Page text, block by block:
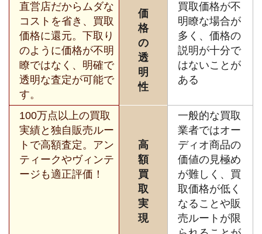
直営店だからムダな
コストを省き、買取
価格に還元。下取り
のように価格が不明
瞭ではなく、明確で
透明な査定が可能で
す。
価
格
の
透
明
性
買取価格が不
明瞭な場合が
多く、価格の
説明が十分で
はないことが
ある
100万点以上の買取
実績と独自販売ルー
トで高額査定。アン
ティークやヴィンテ
ージも適正評価！
高
額
買
取
実
現
一般的な買取
業者ではオー
ディオ商品の
価値の見極め
が難しく、買
取価格が低く
なることや販
売ルートが限